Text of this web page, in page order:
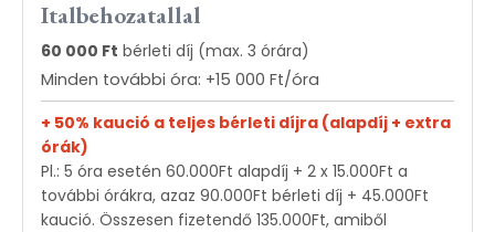
Italbehozatallal
60 000 Ft bérleti díj (max. 3 órára)
Minden további óra: +15 000 Ft/óra
+ 50% kaució a teljes bérleti díjra (alapdíj + extra
órák)
Pl.: 5 óra esetén 60.000Ft alapdíj + 2 x 15.000Ft a
további órákra, azaz 90.000Ft bérleti díj + 45.000Ft
kaució. Összesen fizetendő 135.000Ft, amiből